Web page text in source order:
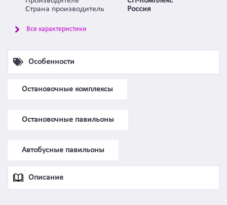
Страна производитель
Россия
Все характеристики
Особенности
Остановочные комплексы
Остановочные павильоны
Автобусные павильоны
Описание